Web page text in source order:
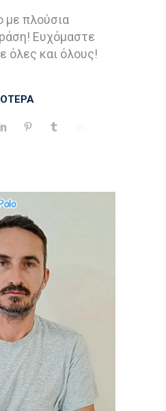
με πλούσια
Ευχόμαστε
όλες και όλους!